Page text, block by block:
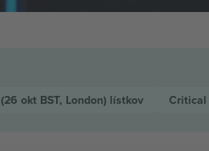
(26 okt BST, London) lístkov Critical